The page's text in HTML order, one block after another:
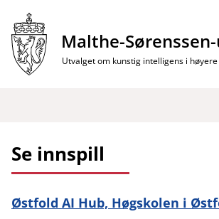
innhold
Malthe-
Utvalget om kunstig intelligens i
Se innspill
Østfold AI Hub, Høgskolen i